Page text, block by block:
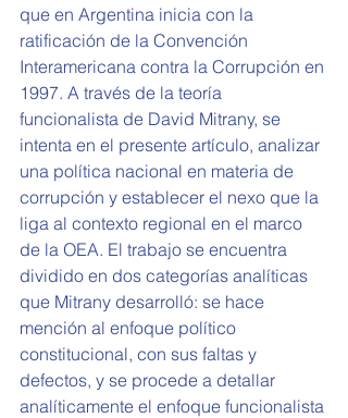
que en Argentina inicia con la
ratificación de la Convención
Interamericana contra la Corrupción en
1997. A través de la teoría
funcionalista de David Mitrany, se
intenta en el presente artículo, analizar
una política nacional en materia de
corrupción y establecer el nexo que la
liga al contexto regional en el marco
de la OEA. El trabajo se encuentra
dividido en dos categorías analíticas
que Mitrany desarrolló: se hace
mención al enfoque político
constitucional, con sus faltas y
defectos, y se procede a detallar
analíticamente el enfoque funcionalista